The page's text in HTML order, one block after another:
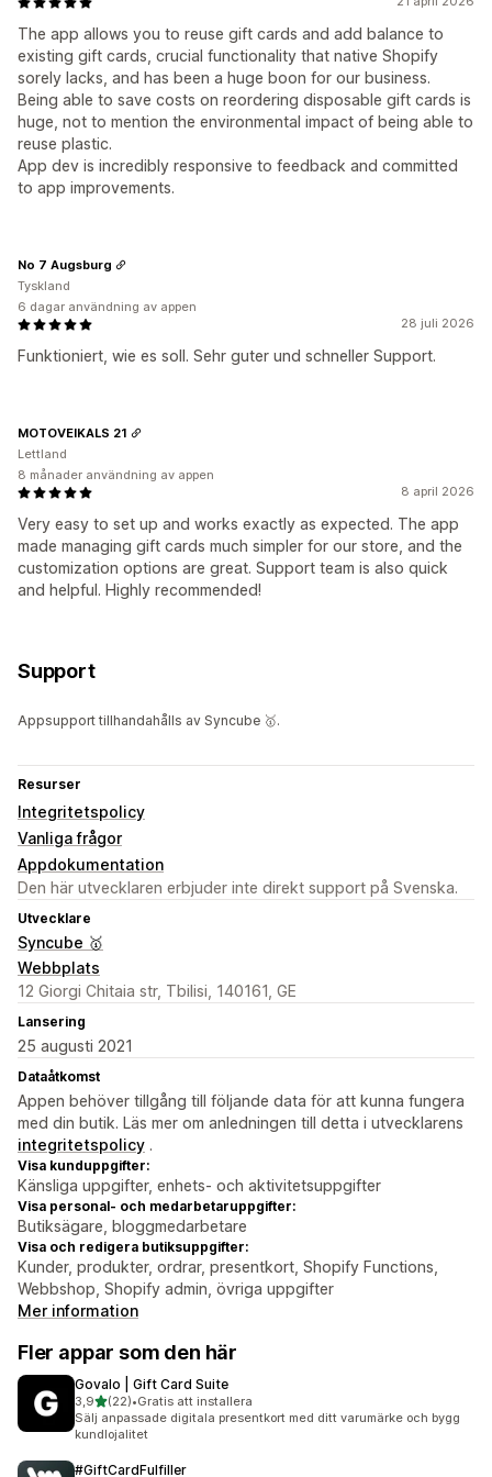
The app allows you to reuse gift cards and add balance to
existing gift cards, crucial functionality that native Shopify
sorely lacks, and has been a huge boon for our business.
Being able to save costs on reordering disposable gift cards is
huge, not to mention the environmental impact of being able to
reuse plastic.
App dev is incredibly responsive to feedback and committed
to app improvements.
28 juli 2026
Funktioniert, wie es soll. Sehr guter und schneller Support.
No 7 Augsburg
Tyskland
6 dagar användning av appen
8 april 2026
Very easy to set up and works exactly as expected. The app
made managing gift cards much simpler for our store, and the
customization options are great. Support team is also quick
and helpful. Highly recommended!
MOTOVEIKALS 21
Lettland
8 månader användning av appen
Support
Appsupport tillhandahålls av Syncube 🥇.
Resurser
Integritetspolicy
Vanliga frågor
Appdokumentation
Den här utvecklaren erbjuder inte direkt support på Svenska.
Utvecklare
Syncube 🥇
Webbplats
12 Giorgi Chitaia str, Tbilisi, 140161, GE
Lansering
25 augusti 2021
Dataåtkomst
Appen behöver tillgång till följande data för att kunna fungera
med din butik. Läs mer om anledningen till detta i utvecklarens
integritetspolicy .
Visa kunduppgifter:
Känsliga uppgifter, enhets- och aktivitetsuppgifter
Visa personal- och medarbetaruppgifter:
Butiksägare, bloggmedarbetare
Visa och redigera butiksuppgifter:
Kunder, produkter, ordrar, presentkort, Shopify Functions,
Webbshop, Shopify admin, övriga uppgifter
Mer information
Fler appar som den här
Govalo | Gift Card Suite
3,9av 5 stjärnor
(22)
22 recensioner totalt
•Gratis att installera
Sälj anpassade digitala presentkort med ditt varumärke och bygg
kundlojalitet
#GiftCardFulfiller